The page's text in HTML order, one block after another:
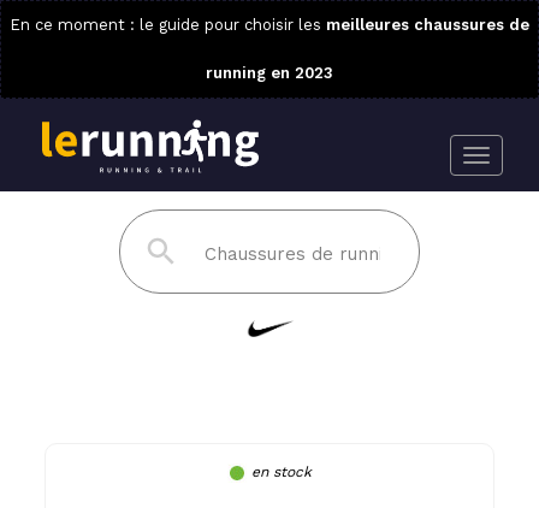
En ce moment : le guide pour choisir les meilleures chaussures de
running en 2023
en stock